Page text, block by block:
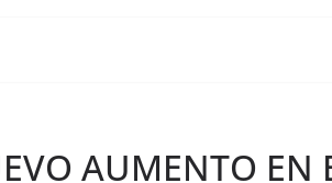
AUMENTO EN